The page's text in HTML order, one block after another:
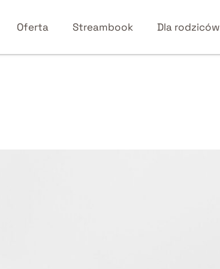
Oferta Streambook Dla rodziców